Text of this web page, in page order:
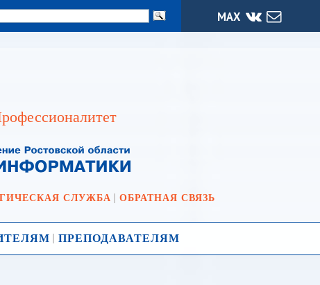
МАХ
СЛУЖБА ОБРАТНАЯ СВЯЗЬ
ПРЕПОДАВАТЕЛЯМ